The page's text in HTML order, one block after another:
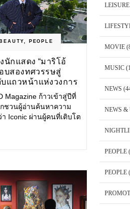
PEOPLE
นักแสดง “มาริโอ้
อบสองทศวรรษสู่
แถวหน้าแห่งวงการ
Magazine ก้าวเข้าสู่ปีที่
กชวนผู้อ่านค้นหาความ
Iconic ผ่านผู้คนที่เติบโต
คง หนึ่งในนั้นคือ มาริโอ้
LEISURE
MOVIE
MUSIC
NEWS
NEWS &
PEOPLE
PEOPLE